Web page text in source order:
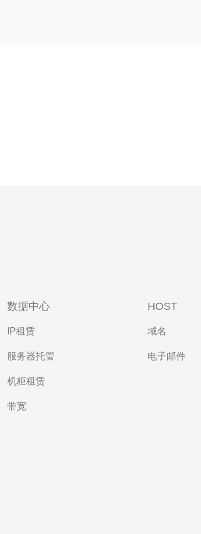
数据中心
IP租赁
服务器托管
机柜租赁
带宽
HOST
域名
电子邮件